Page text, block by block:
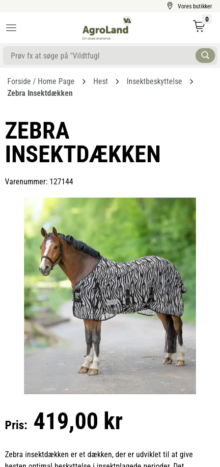
Vores butikker
0
Forside / Home Page Hest
Insektbeskyttelse
Zebra Insektdækken
ZEBRA
INSEKTDÆKKEN
Varenummer: 127144
Pris: 419,00 kr
Zebra insektdækken er et dækken, der er udviklet til at give